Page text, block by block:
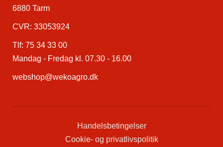
6880 Tarm
CVR: 33053924
Tlf: 75 34 33 00
Mandag - Fredag kl. 07.30 - 16.00
webshop@wekoagro.dk
Handelsbetingelser
Cookie- og privatlivspolitik